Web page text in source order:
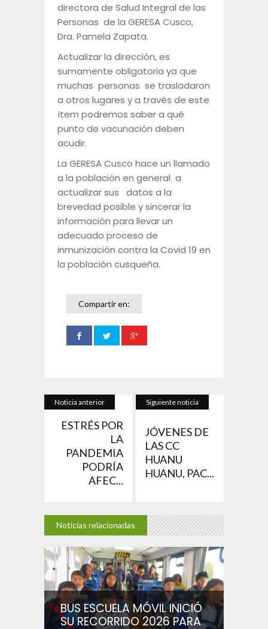
directora de Salud Integral de las
Personas de la GERESA Cusco,
Dra. Pamela Zapata.
Actualizar la dirección, es
sumamente obligatoria ya que
muchas personas se trasladaron
a otros lugares y a través de este
ítem podremos saber a qué
punto de vacunación deben
acudir.
La GERESA Cusco hace un llamado
a la población en general a
actualizar sus datos a la
brevedad posible y sincerar la
información para llevar un
adecuado proceso de
inmunización contra la Covid 19 en
la población cusqueña.
Compartir en:
Noticia anterior
ESTRÉS POR
LA
PANDEMIA
PODRÍA
AFEC...
Siguiente noticia
JÓVENES DE
LAS CC
HUANU
HUANU, PAC...
Noticias relacionadas
BUS ESCUELA MÓVIL INICIÓ
SU RECORRIDO 2026 PARA